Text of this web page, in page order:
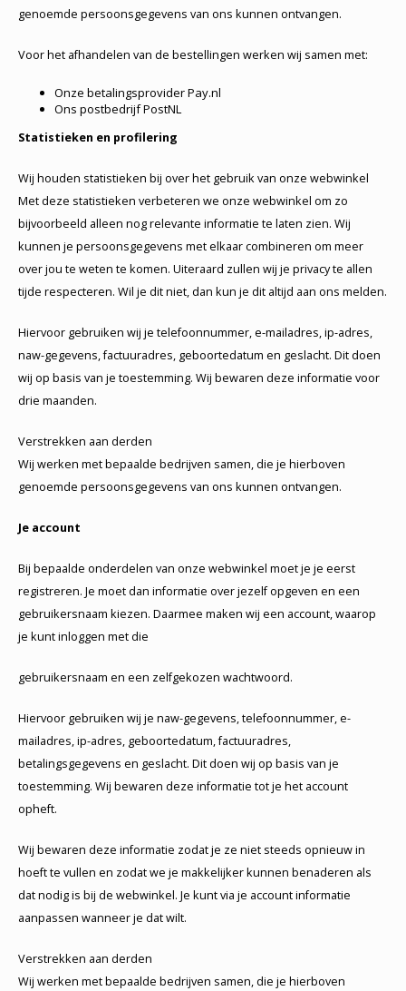
genoemde persoonsgegevens van ons kunnen ontvangen.
Voor het afhandelen van de bestellingen werken wij samen met:
Onze betalingsprovider Pay.nl
Ons postbedrijf PostNL
Statistieken en profilering
Wij houden statistieken bij over het gebruik van onze webwinkel
Met deze statistieken verbeteren we onze webwinkel om zo
bijvoorbeeld alleen nog relevante informatie te laten zien. Wij
kunnen je persoonsgegevens met elkaar combineren om meer
over jou te weten te komen. Uiteraard zullen wij je privacy te allen
tijde respecteren. Wil je dit niet, dan kun je dit altijd aan ons melden.
Hiervoor gebruiken wij je telefoonnummer, e-mailadres, ip-adres,
naw-gegevens, factuuradres, geboortedatum en geslacht. Dit doen
wij op basis van je toestemming. Wij bewaren deze informatie voor
drie maanden.
Verstrekken aan derden
Wij werken met bepaalde bedrijven samen, die je hierboven
genoemde persoonsgegevens van ons kunnen ontvangen.
Je account
Bij bepaalde onderdelen van onze webwinkel moet je je eerst
registreren. Je moet dan informatie over jezelf opgeven en een
gebruikersnaam kiezen. Daarmee maken wij een account, waarop
je kunt inloggen met die
gebruikersnaam en een zelfgekozen wachtwoord.
Hiervoor gebruiken wij je naw-gegevens, telefoonnummer, e-
mailadres, ip-adres, geboortedatum, factuuradres,
betalingsgegevens en geslacht. Dit doen wij op basis van je
toestemming. Wij bewaren deze informatie tot je het account
opheft.
Wij bewaren deze informatie zodat je ze niet steeds opnieuw in
hoeft te vullen en zodat we je makkelijker kunnen benaderen als
dat nodig is bij de webwinkel. Je kunt via je account informatie
aanpassen wanneer je dat wilt.
Verstrekken aan derden
Wij werken met bepaalde bedrijven samen, die je hierboven